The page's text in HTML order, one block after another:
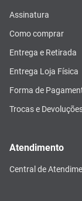
Assinatura
Como comprar
Entrega e Retirada
Entrega Loja Física
Forma de
Trocas e
Atendimento
Central de